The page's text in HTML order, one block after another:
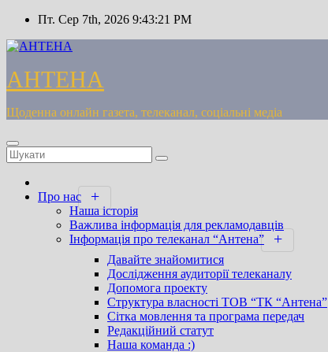
Перейти
вмісту
Пт. Сер 7th, 2026 9:43:22 PM
АНТЕНА
Щоденна онлайн газета, телеканал, соціальні медіа
Про нас
Наша історія
Важлива інформація для рекламодавців
Інформація про телеканал “Антена”
Давайте знайомитися
Дослідження аудиторії телеканалу
Допомога проекту
Cтруктура власності ТОВ “ТК “Антена”
Сітка мовлення та програма передач
Редакційний статут
Наша команда :)